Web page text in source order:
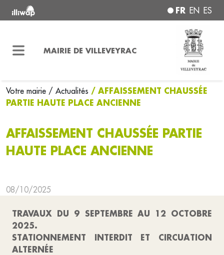
FR EN ES
MAIRIE DE VILLEVEYRAC
Votre mairie / Actualités / AFFAISSEMENT CHAUSSÉE
PARTIE HAUTE PLACE ANCIENNE
AFFAISSEMENT CHAUSSÉE PARTIE
HAUTE PLACE ANCIENNE
08/10/2025
TRAVAUX DU 9 SEPTEMBRE AU 12 OCTOBRE
2025.
STATIONNEMENT INTERDIT ET CIRCUATION
ALTERNÉE